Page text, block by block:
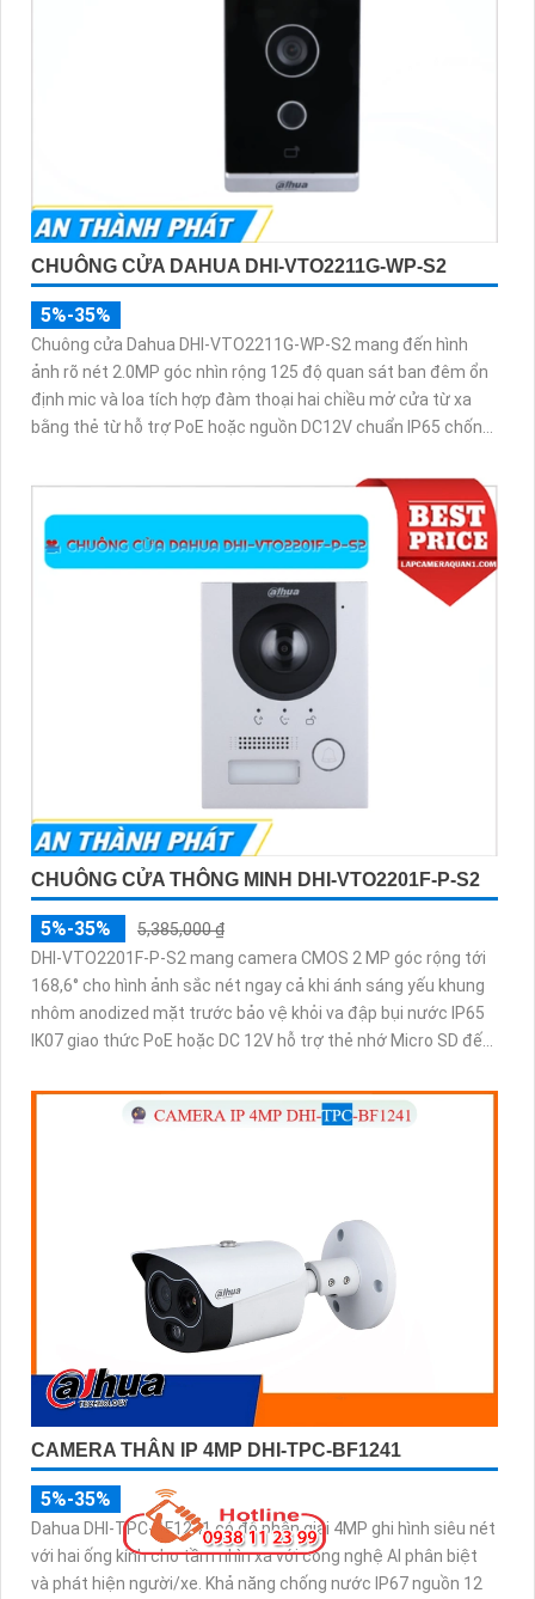
CHUÔNG CỬA DAHUA DHI-VTO2211G-WP-S2
5%-35%
Chuông cửa Dahua DHI-VTO2211G-WP-S2 mang đến hình
ảnh rõ nét 2.0MP góc nhìn rộng 125 độ quan sát ban đêm ổn
định mic và loa tích hợp đàm thoại hai chiều mở cửa từ xa
bằng thẻ từ hỗ trợ PoE hoặc nguồn DC12V chuẩn IP65 chống
510 gram dễ lắp đặt và kết nối với điện thoại thông minh rất
an toàn
CHUÔNG CỬA THÔNG MINH DHI-VTO2201F-P-S2
5%-35%
5,385,000 ₫
DHI-VTO2201F-P-S2 mang camera CMOS 2 MP góc rộng tới
168,6° cho hình ảnh sắc nét ngay cả khi ánh sáng yếu khung
nhôm anodized mặt trước bảo vệ khỏi va đập bụi nước IP65
IK07 giao thức PoE hoặc DC 12V hỗ trợ thẻ nhớ Micro SD đến
CAMERA THÂN IP 4MP DHI-TPC-BF1241
5%-35%
Dahua DHI-TPC-BF1241 có độ phân giải 4MP ghi hình siêu nét
với hai ống kính cho tầm nhìn xa với công nghệ AI phân biệt
và phát hiện người/xe. Khả năng chống nước IP67 nguồn 12